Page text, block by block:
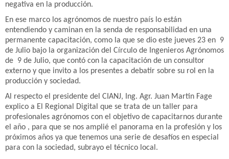
negativa en la producción.
En ese marco los agrónomos de nuestro país lo están
entendiendo y caminan en la senda de responsabilidad en una
permanente capacitación, como la que se dio este jueves 23 en 9
de Julio bajo la organización del Círculo de Ingenieros Agrónomos
de 9 de Julio, que contó con la capacitación de un consultor
externo y que invito a los presentes a debatir sobre su rol en la
producción y sociedad.
Al respecto el presidente del CIANJ, Ing. Agr. Juan Martin Fage
explico a El Regional Digital que se trata de un taller para
profesionales agrónomos con el objetivo de capacitarnos durante
el año , para que se nos amplié el panorama en la profesión y los
próximos años ya que tenemos una serie de desafíos en especial
para con la sociedad, subrayo el técnico local.